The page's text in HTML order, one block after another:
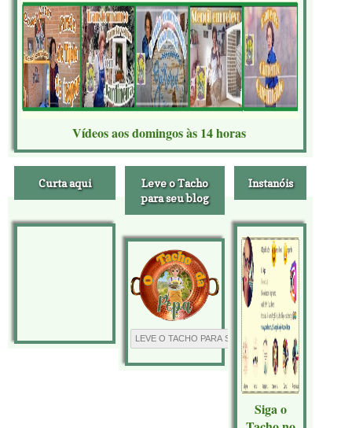
Vídeos aos domingos às 14 horas
Curta aqui
Leve o Tacho
para seu blog
Instanóis
Siga o